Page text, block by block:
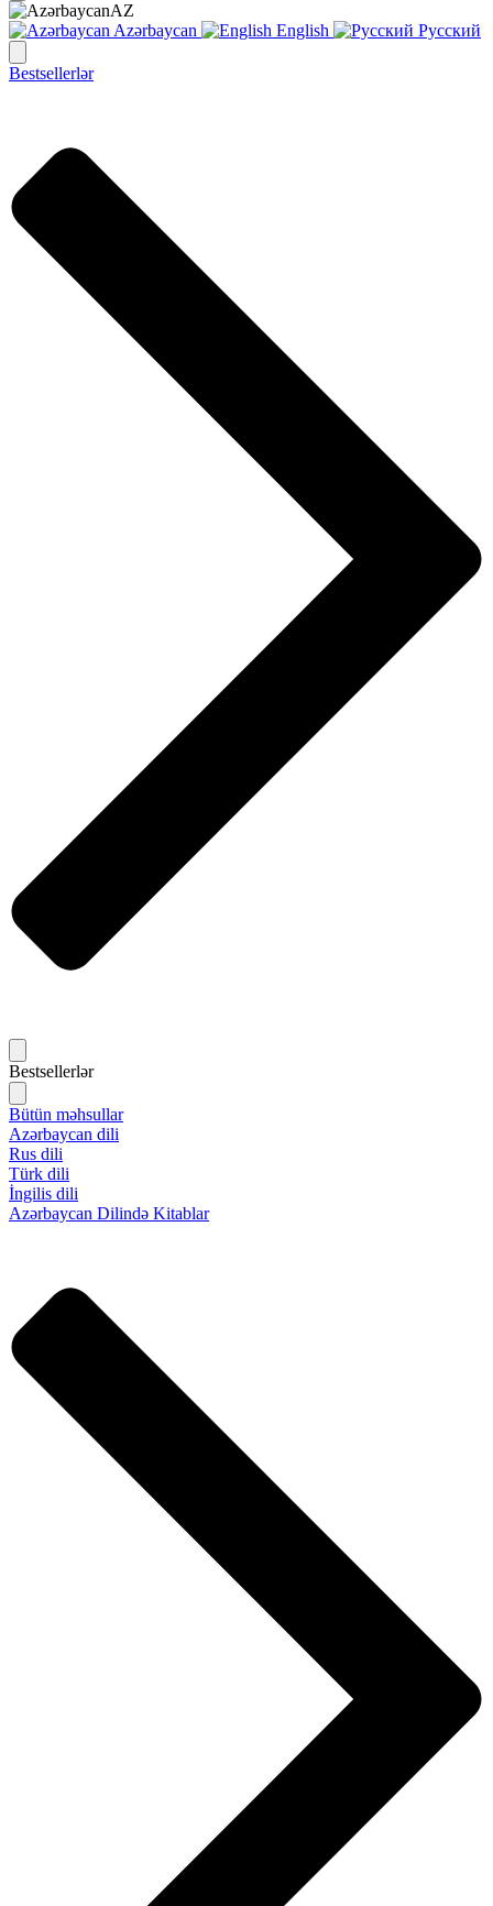
AZ
Azərbaycan
English Русский
Bestsellerlər
Bestsellerlər
Bütün məhsullar
Azərbaycan dili
Rus dili
Türk dili
İngilis dili
Azərbaycan Dilində Kitablar